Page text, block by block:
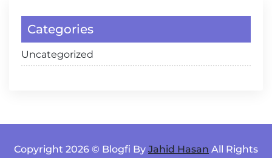
Categories
Uncategorized
Copyright 2026 © Blogfi By Jahid Hasan All Rights